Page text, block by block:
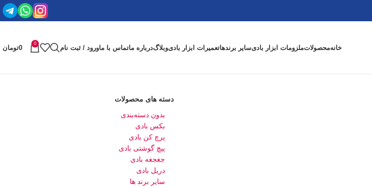
خانهمحصولاتملزومات ابزار بادیسایر برندهاتعمیرات ابزار بادیوبلاگدرباره ماتماس با ماورود / ثبت نام
0
0تومان
دسته های محصولات
بدون دسته‌بندی
بکس بادی
پرچ کن بادی
پیچ گوشتی بادی
جغجغه بادی
دریل بادی
سایر برند ها